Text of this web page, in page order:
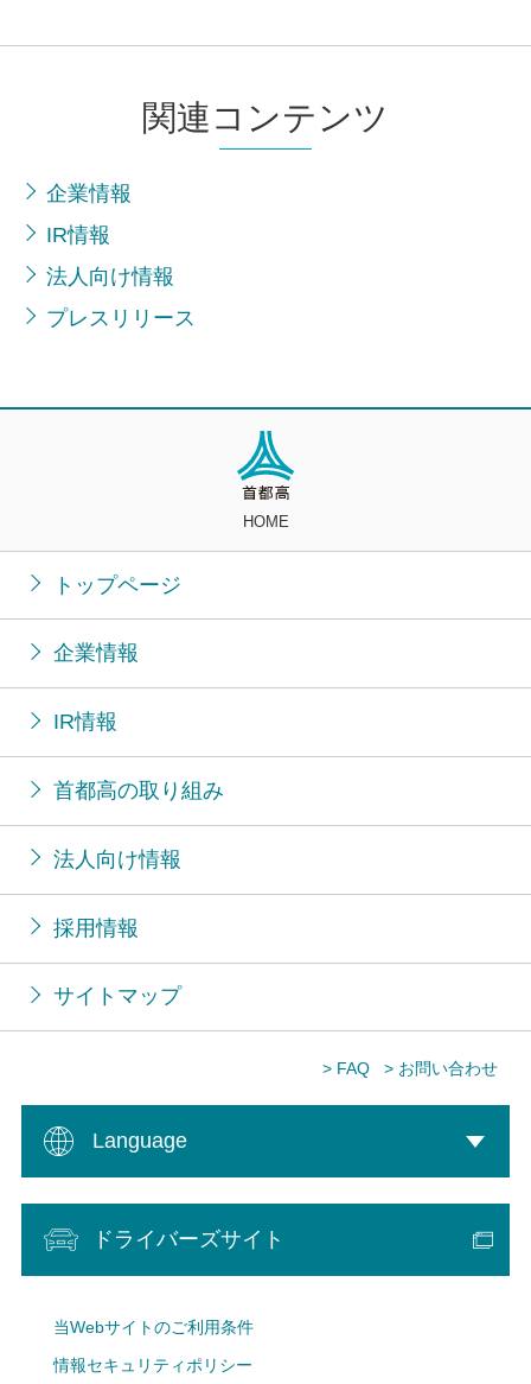
関連コンテンツ
企業情報
IR情報
法人向け情報
プレスリリース
HOME
トップページ
企業情報
IR情報
首都高の取り組み
法人向け情報
採用情報
サイトマップ
> FAQ > お問い合わせ
Language
ドライバーズサイト
当Webサイトのご利用条件
情報セキュリティポリシー